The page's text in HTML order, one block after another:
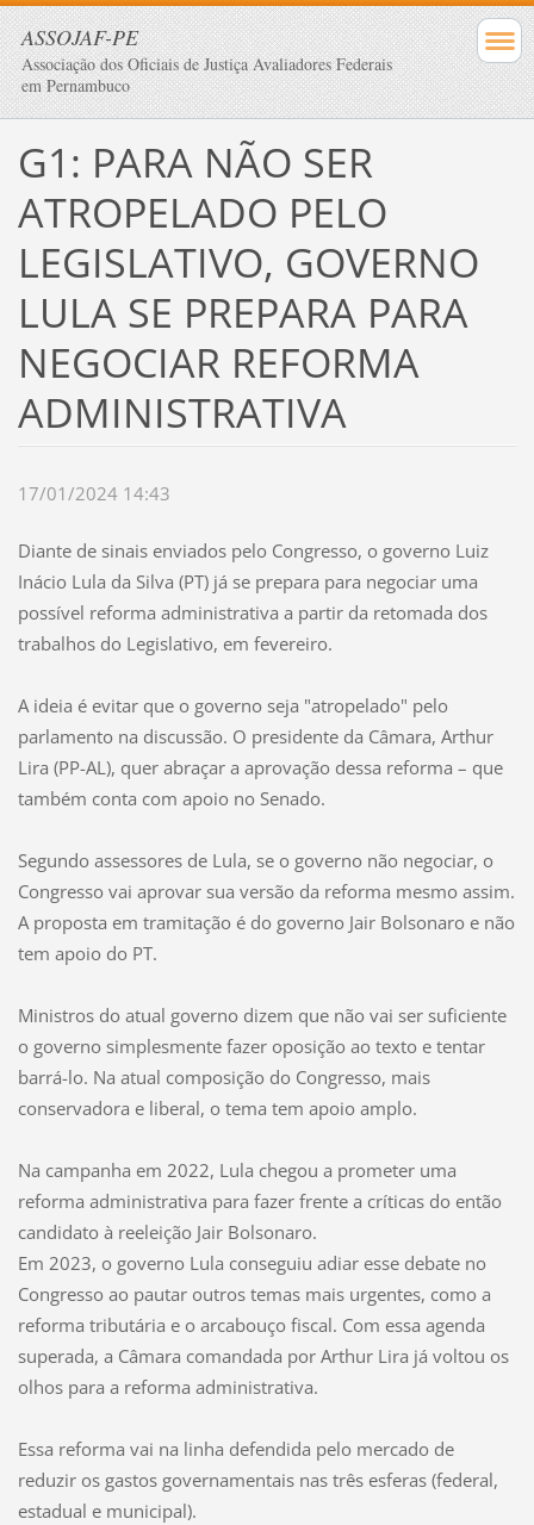
ASSOJAF-PE
Associação dos Oficiais de Justiça Avaliadores Federais
em Pernambuco
G1: PARA NÃO SER
ATROPELADO PELO
LEGISLATIVO, GOVERNO
LULA SE PREPARA PARA
NEGOCIAR REFORMA
ADMINISTRATIVA
17/01/2024 14:43
Diante de sinais enviados pelo Congresso, o governo Luiz
Inácio Lula da Silva (PT) já se prepara para negociar uma
possível reforma administrativa a partir da retomada dos
trabalhos do Legislativo, em fevereiro.
A ideia é evitar que o governo seja "atropelado" pelo
parlamento na discussão. O presidente da Câmara, Arthur
Lira (PP-AL), quer abraçar a aprovação dessa reforma – que
também conta com apoio no Senado.
Segundo assessores de Lula, se o governo não negociar, o
Congresso vai aprovar sua versão da reforma mesmo assim.
A proposta em tramitação é do governo Jair Bolsonaro e não
tem apoio do PT.
Ministros do atual governo dizem que não vai ser suficiente
o governo simplesmente fazer oposição ao texto e tentar
barrá-lo. Na atual composição do Congresso, mais
conservadora e liberal, o tema tem apoio amplo.
Na campanha em 2022, Lula chegou a prometer uma
reforma administrativa para fazer frente a críticas do então
candidato à reeleição Jair Bolsonaro.
Em 2023, o governo Lula conseguiu adiar esse debate no
Congresso ao pautar outros temas mais urgentes, como a
reforma tributária e o arcabouço fiscal. Com essa agenda
superada, a Câmara comandada por Arthur Lira já voltou os
olhos para a reforma administrativa.
Essa reforma vai na linha defendida pelo mercado de
reduzir os gastos governamentais nas três esferas (federal,
estadual e municipal).